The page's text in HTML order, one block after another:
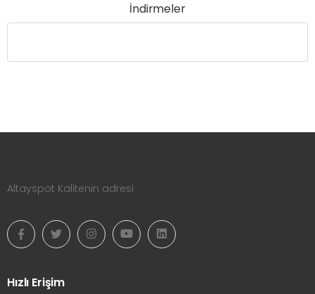
İndirmeler
Altayspot Kalitenin adresi
Hızlı Erişim